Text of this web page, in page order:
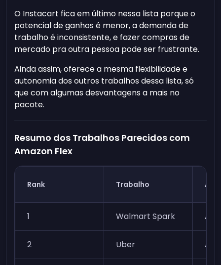
O Instacart fica em último nessa lista porque o
potencial de ganhos é menor, a demanda de
trabalho é inconsistente, e fazer compras de
mercado pra outra pessoa pode ser frustrante.
Ainda assim, oferece a mesma flexibilidade e
autonomia dos outros trabalhos dessa lista, só
que com algumas desvantagens a mais no
pacote.
Resumo dos Trabalhos Parecidos com
Amazon Flex
Rank Trabalho
1 Walmart Spark Alta
2 Uber Alta